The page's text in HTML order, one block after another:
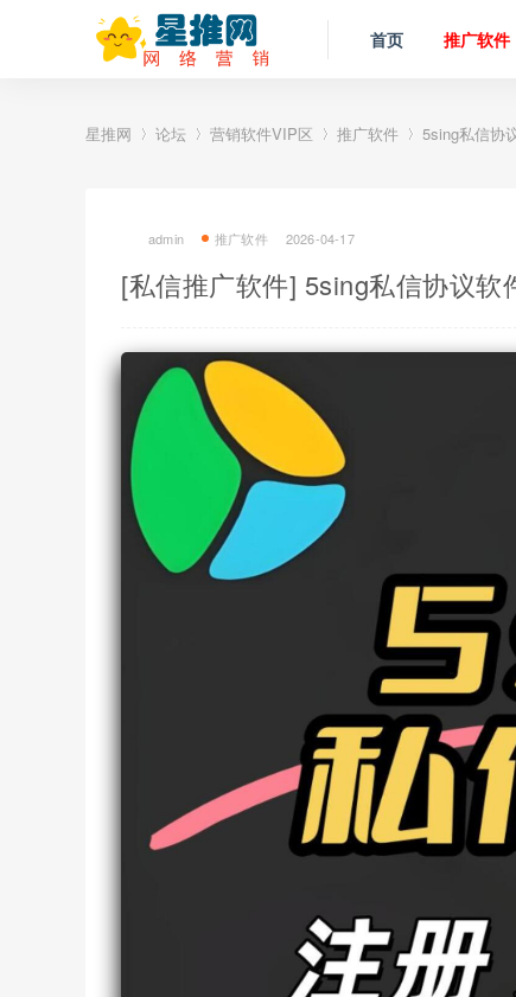
首页 推广软件
星推网 论坛 营销软件VIP区 推广软件 5sing私信协
admin 推广软件 2026-04-17
[私信推广软件] 5sing私信协议